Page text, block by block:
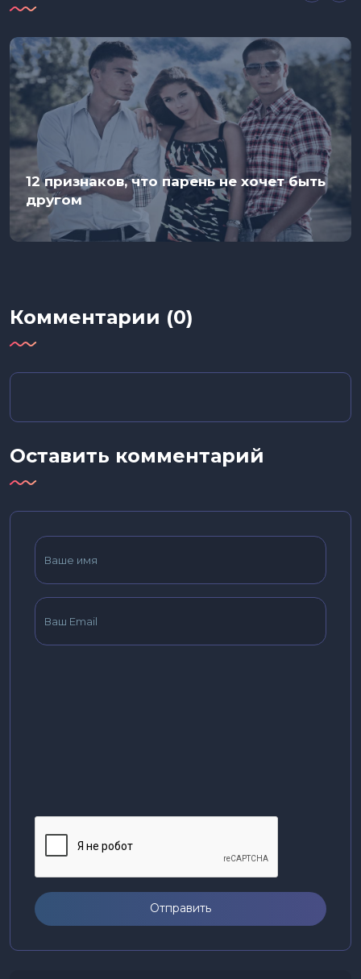
12 признаков, что парень не хочет быть
другом
Комментарии (0)
Оставить комментарий
Отправить